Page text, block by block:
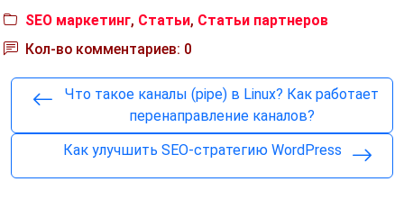
SEO маркетинг, Статьи, Статьи партнеров
Кол-во комментариев: 0
Что такое каналы (pipe) в Linux? Как работает
перенаправление каналов?
Как улучшить SEO-стратегию WordPress